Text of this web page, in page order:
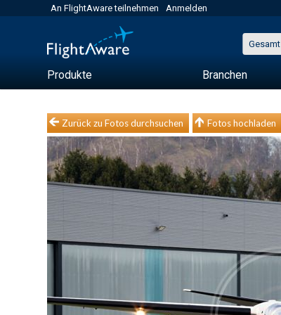
An FlightAware teilnehmen Anmelden
Gesamt
Produkte Branchen
Zurück zu Fotos durchsuchen Fotos hochladen